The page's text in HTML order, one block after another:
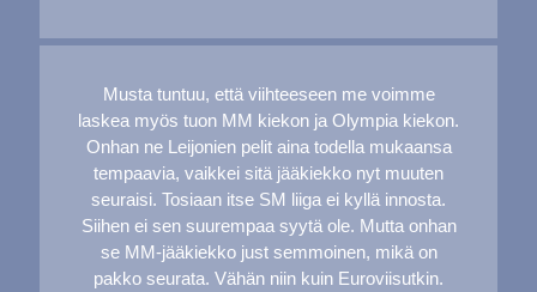
Musta tuntuu, että viihteeseen me voimme
laskea myös tuon MM kiekon ja Olympia kiekon.
Onhan ne Leijonien pelit aina todella mukaansa
tempaavia, vaikkei sitä jääkiekko nyt muuten
seuraisi. Tosiaan itse SM liiga ei kyllä innosta.
Siihen ei sen suurempaa syytä ole. Mutta onhan
se MM-jääkiekko just semmoinen, mikä on
pakko seurata. Vähän niin kuin Euroviisutkin.